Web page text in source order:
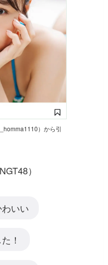
）から引
）
いい
！